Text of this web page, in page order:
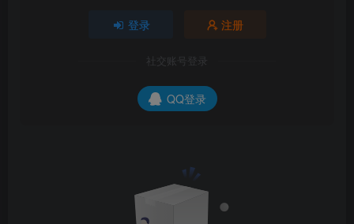
登录 注册
社交账号登录
QQ登录